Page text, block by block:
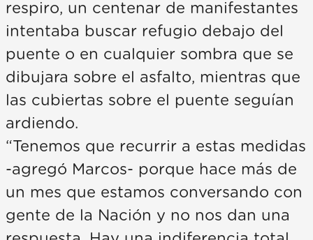
respiro, un centenar de manifestantes
intentaba buscar refugio debajo del
puente o en cualquier sombra que se
dibujara sobre el asfalto, mientras que
las cubiertas sobre el puente seguían
ardiendo.
“Tenemos que recurrir a estas medidas
-agregó Marcos- porque hace más de
un mes que estamos conversando con
gente de la Nación y no nos dan una